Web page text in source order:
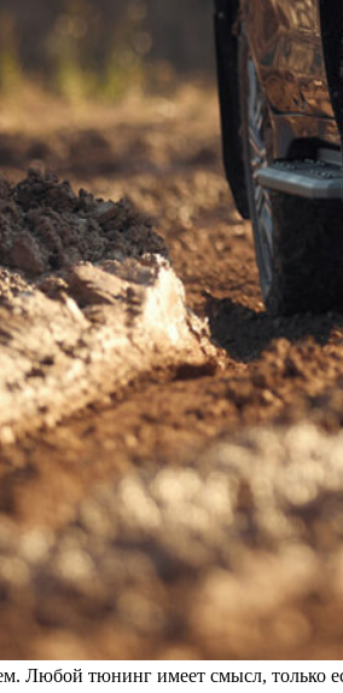
Любой тюнинг имеет смысл, только